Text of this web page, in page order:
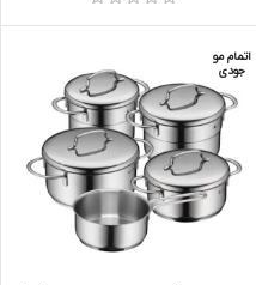
اتمام مو
جودی